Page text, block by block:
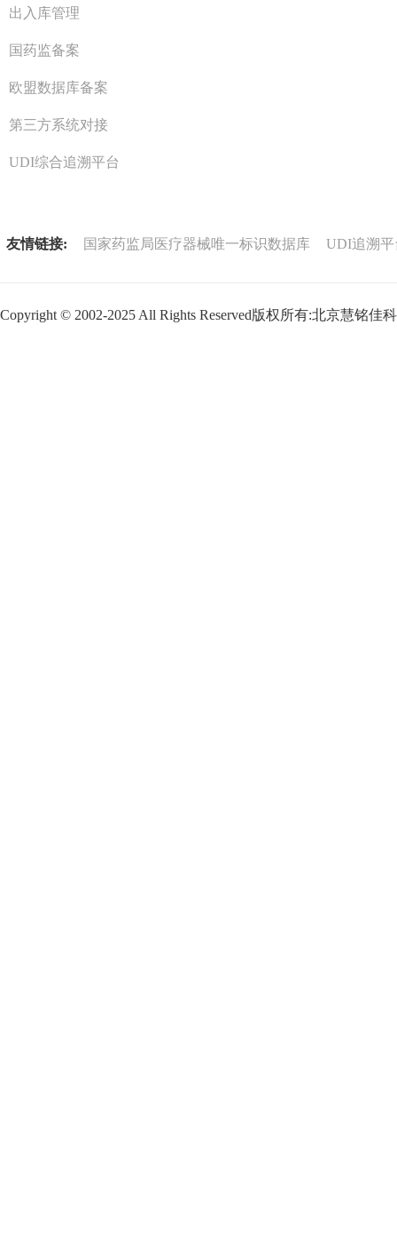
出入库管理
国药监备案
欧盟数据库备案
第三方系统对接
UDI综合追溯平台
友情链接: 国家药监局医疗器械唯一标识数据库 UDI追溯平
Copyright © 2002-2025 All Rights Reserved版权所有:北京慧铭佳